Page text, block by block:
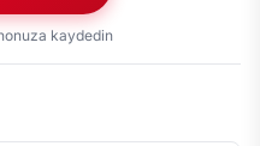
kaydedin